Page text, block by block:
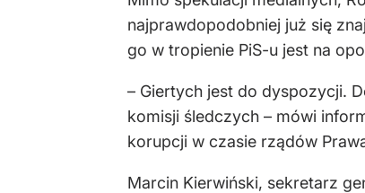
najprawdopodobniej już się
go w tropienie PiS-u jest na
– Giertych jest do dyspozycji.
komisji śledczych – mówi
korupcji w czasie rządów
Marcin Kierwiński, sekretarz